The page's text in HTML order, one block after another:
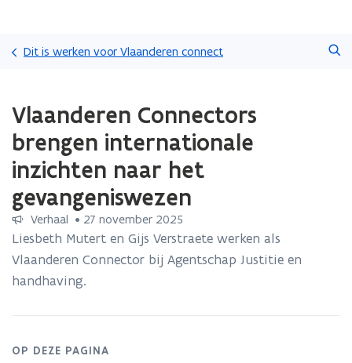
naar
gaan
Dit is werken voor Vlaanderen connect
met
laden.
bevindt
zich
op:
Vlaanderen
Connectors
brengen
internationale
inzichten
naar
Vlaanderen Connectors
brengen internationale
inzichten naar het
gevangeniswezen
Verhaal • 27 november 2025
Liesbeth Mutert en Gijs Verstraete werken als
Vlaanderen Connector bij Agentschap Justitie en
handhaving.
OP DEZE PAGINA